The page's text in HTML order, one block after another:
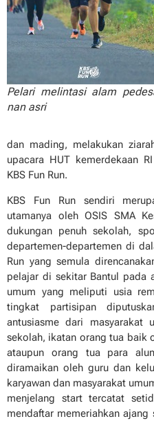
Pelari melintasi alam
nan asri
dan mading, melakukan
upacara HUT kemerdekaan
KBS Fun Run.
KBS Fun Run sendiri
utamanya oleh OSIS SMA
dukungan penuh sekolah,
departemen-departemen di
Run yang semula
pelajar di sekitar Bantul pada
umum yang meliputi usia
tingkat partisipan
antusiasme dari masyarakat
sekolah, ikatan orang tua baik
ataupun orang tua para
diramaikan oleh guru dan
karyawan dan masyarakat
menjelang start tercatat
mendaftar memeriahkan